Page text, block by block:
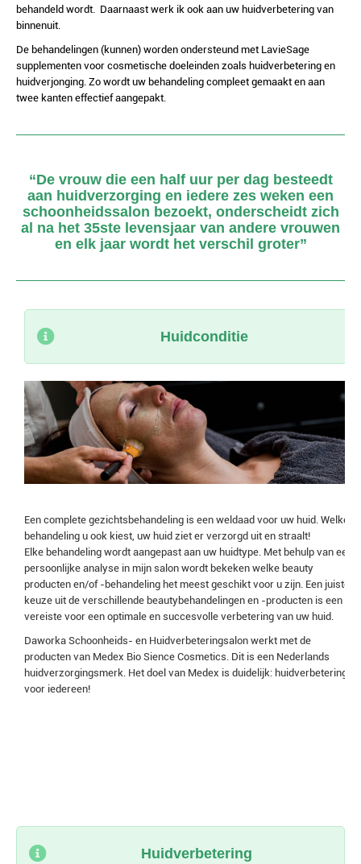
behandeld wordt. Daarnaast werk ik ook aan uw huidverbetering van
binnenuit.
De behandelingen (kunnen) worden ondersteund met LavieSage
supplementen voor cosmetische doeleinden zoals huidverbetering en
huidverjonging. Zo wordt uw behandeling compleet gemaakt en aan
twee kanten effectief aangepakt.
“De vrouw die een half uur per dag besteedt
aan huidverzorging en iedere zes weken een
schoonheidssalon bezoekt, onderscheidt zich
al na het 35ste levensjaar van andere vrouwen
en elk jaar wordt het verschil groter”
Huidconditie
Een complete gezichtsbehandeling is een weldaad voor uw huid. Welke
behandeling u ook kiest, uw huid ziet er verzorgd uit en straalt!
Elke behandeling wordt aangepast aan uw huidtype. Met behulp van een
persoonlijke analyse in mijn salon wordt bekeken welke beauty
producten en/of -behandeling het meest geschikt voor u zijn. Een juiste
keuze uit de verschillende beautybehandelingen en -producten is een
vereiste voor een optimale en succesvolle verbetering van uw huid.
Daworka Schoonheids- en Huidverbeteringsalon werkt met de
producten van Medex Bio Sience Cosmetics. Dit is een Nederlands
huidverzorgingsmerk. Het doel van Medex is duidelijk: huidverbetering
voor iedereen!
Huidverbetering